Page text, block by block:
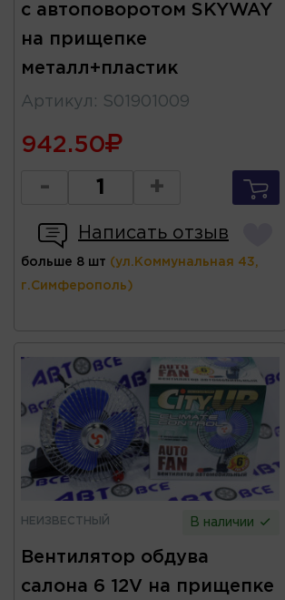
с автоповоротом SKYWAY
на прищепке
металл+пластик
Артикул : S01901009
942.50
- +
Написать отзыв
больше 8 шт (ул.Коммунальная 43,
г.Симферополь)
НЕИЗВЕСТНЫЙ В наличии
Вентилятор обдува
салона 6 12V на прищепке